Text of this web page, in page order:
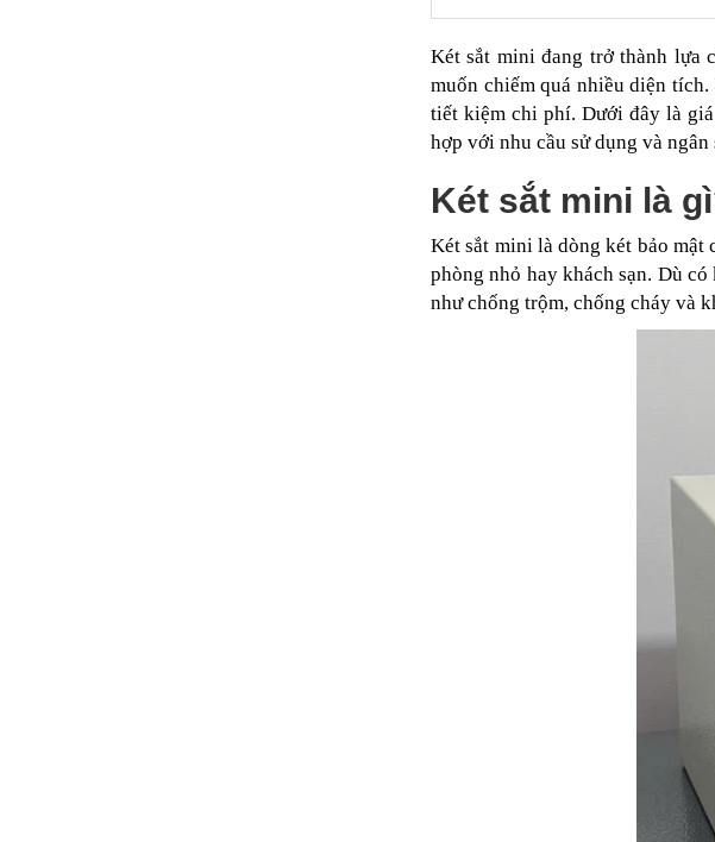
Két sắt mini đang trở thành lựa
muốn chiếm quá nhiều diện
tiết kiệm chi phí. Dưới đây là
hợp với nhu cầu sử dụng và ngân
Két sắt mini là
Két sắt mini là dòng két bảo mật
phòng nhỏ hay khách sạn. Dù
như chống trộm, chống cháy và